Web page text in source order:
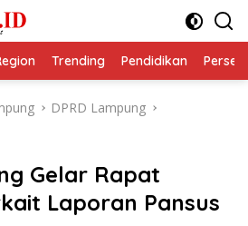
Trending Pendidikan
DPRD Lampung
Gelar Rapat
Laporan Pansus